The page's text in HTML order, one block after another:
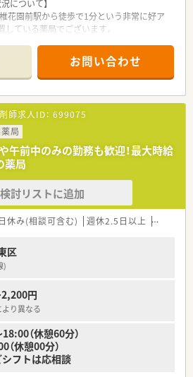
について】
花園前駅から徒歩で1分という非常に好ア
ている薬局でございます。
数負担は少なめです。
1名と事務1名の計2名体制での運営となっ
て業務に取り組めます。
物像について】
離を理由とする前任者の退職に伴う欠員
師を募集しています。
んと実行し、仕事に対して前向きに「〇〇
えられる意欲的な方を求めています。
範囲の目安ですが、60代は基本的に難し
験5年未満の方も推薦可能でございます。
展開している地域密着型の個人薬局であ
ごせる地域のかかりつけ薬局を目指し、地
を入れている点が特徴です。
する企業型確定拠出型年金制度を導入して
給与額が決定されます。
に、賞与は年に2回、合計4.00ヶ月分という
される見込みです。
お問い合わせ
師求人ID： 699075
局
午前中のみの勤務も歓迎！最大時給
薬局
検討リストに追加
休み(相談可含む) 週休2.5日以上 週32h以
区
)
円
り異なる
（休憩60分）
休憩00分）
フトは応相談